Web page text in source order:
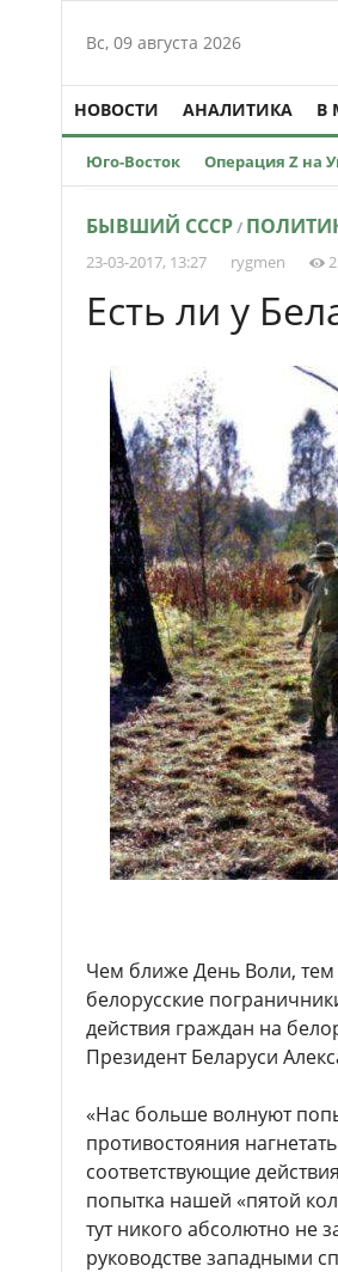
Вс, 09 августа 2026
НОВОСТИ АНАЛИТИКА В
Юго-Восток Операция Z на
БЫВШИЙ СССР/
23-03-2017, 13:27 rygmen
Есть ли у
Чем ближе День Воли, тем
белорусские
действия граждан на
Президент Беларуси
«Нас больше волнуют
противостояния
соответствующие
попытка нашей «пятой
тут никого абсолютно не
руководстве западными